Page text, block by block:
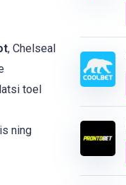
, Chelseal
toel
ning